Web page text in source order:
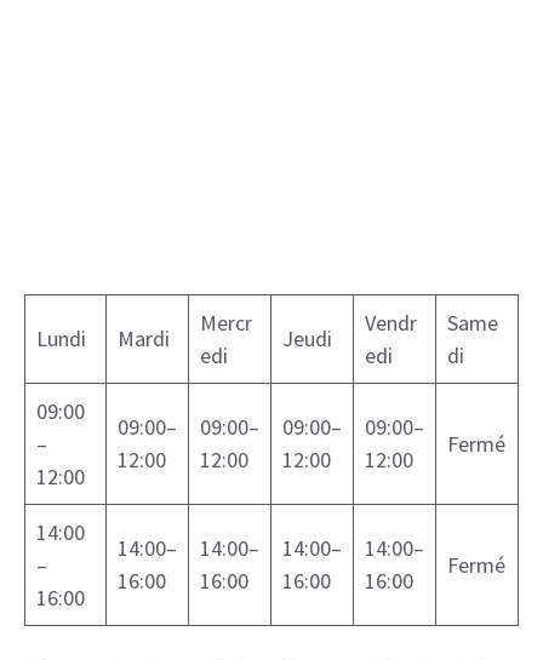
Lundi Mardi
Mercr
edi
Jeudi
Vendr
edi
Same
di
09:00
–
12:00
09:00–
12:00
09:00–
12:00
09:00–
12:00
09:00–
12:00
Fermé
14:00
–
16:00
14:00–
16:00
14:00–
16:00
14:00–
16:00
14:00–
16:00
Fermé